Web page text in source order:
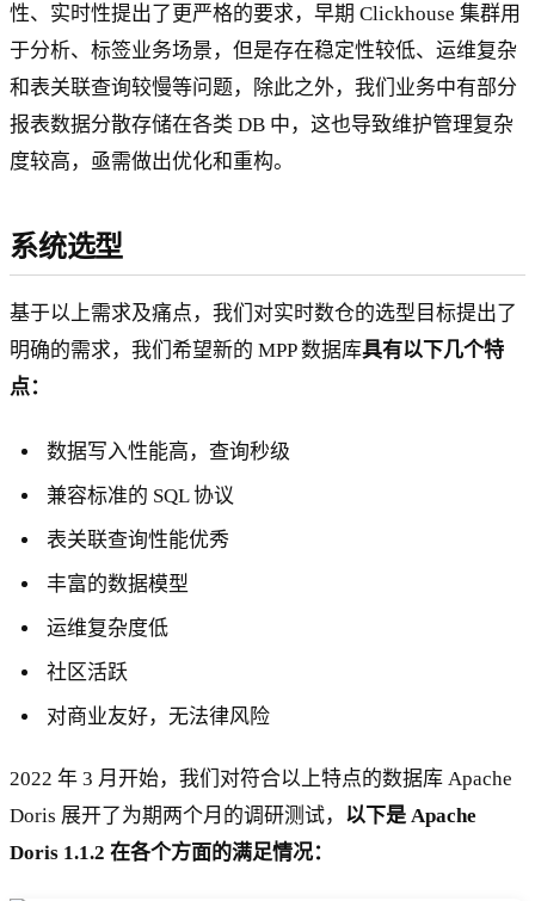
性、实时性提出了更严格的要求，早期 Clickhouse 集群用
于分析、标签业务场景，但是存在稳定性较低、运维复杂
和表关联查询较慢等问题，除此之外，我们业务中有部分
报表数据分散存储在各类 DB 中，这也导致维护管理复杂
度较高，亟需做出优化和重构。
系统选型
基于以上需求及痛点，我们对实时数仓的选型目标提出了
明确的需求，我们希望新的 MPP 数据库具有以下几个特
点：
数据写入性能高，查询秒级
兼容标准的 SQL 协议
表关联查询性能优秀
丰富的数据模型
运维复杂度低
社区活跃
对商业友好，无法律风险
2022 年 3 月开始，我们对符合以上特点的数据库 Apache
Doris 展开了为期两个月的调研测试， 以下是 Apache
Doris 1.1.2 在各个方面的满足情况：